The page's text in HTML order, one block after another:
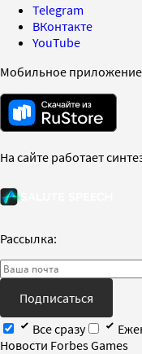
Telegram
ВКонтакте
YouTube
Мобильное приложение
На сайте работает
Рассылка:
Подписаться
Все сразу
Новости Forbes Games